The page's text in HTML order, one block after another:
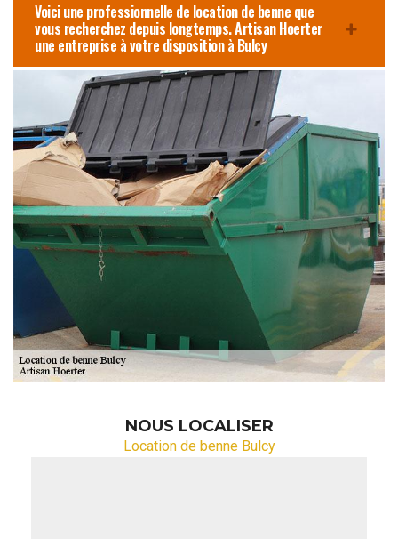
Voici une professionnelle de location de benne que
vous recherchez depuis longtemps. Artisan Hoerter
une entreprise à votre disposition à Bulcy
NOUS LOCALISER
Location de benne Bulcy